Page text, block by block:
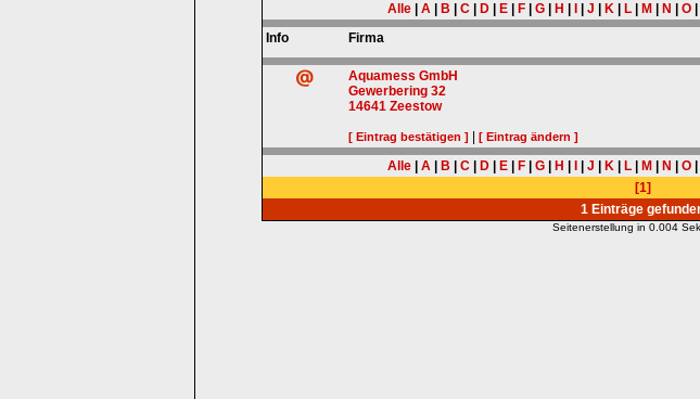
Alle| A| B C| D| E| F| G| H J K| L| M N O|
Info
Firma
Aquamess GmbH
Gewerbering 32
14641 Zeestow
[ Eintrag bestätigen ] [ Eintrag ändern ]
Alle| A| B C| D| E| F| G| H J K| L| M N O|
[1]
1 Einträge
Seitenerstellung in 0.004